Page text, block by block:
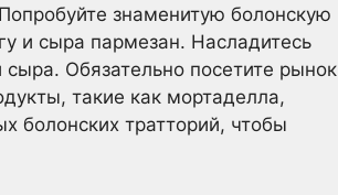
знаменитую болонскую
и сыра пармезан. Насладитесь
Обязательно посетите рынок
такие как мортаделла,
болонских тратторий, чтобы